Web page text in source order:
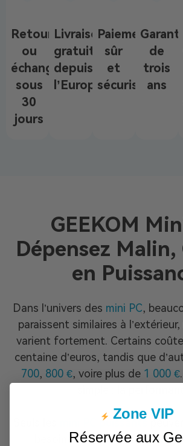
Retour
ou
échange
sous
30
jours
Livraison
gratuite
depuis
l’Europe
Paiement
sûr
et
sécurisé
de
trois
ans
GEEKOM
Dépensez Malin,
en
Dans l’univers des mini PC,
paraissent similaires à
varient fortement. Certains
centaine d’euros, tandis que
700, 800 €, voire plus de 1 000 €
mini PC puissants
besoins exigeants des
Zone VIP
Réservée aux